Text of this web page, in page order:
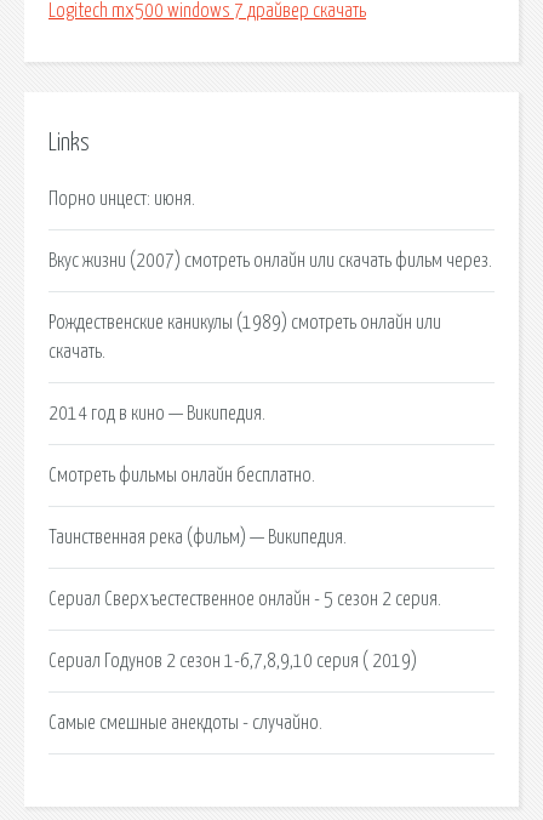
Logitech mx500 windows 7 драйвер скачать
Links
Порно инцест: июня.
Вкус жизни (2007) смотреть онлайн или скачать фильм через.
Рождественские каникулы (1989) смотреть онлайн или
скачать.
2014 год в кино — Википедия.
Смотреть фильмы онлайн бесплатно.
Таинственная река (фильм) — Википедия.
Сериал Сверхъестественное онлайн - 5 сезон 2 серия.
Сериал Годунов 2 сезон 1-6,7,8,9,10 серия ( 2019)
Самые смешные анекдоты - случайно.